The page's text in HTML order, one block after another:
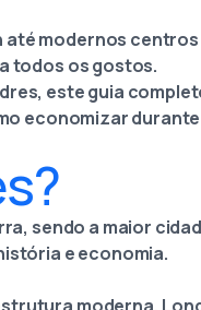
modernos
todos os gostos.
este guia
economizar
sendo a maior
e economia.
moderna,